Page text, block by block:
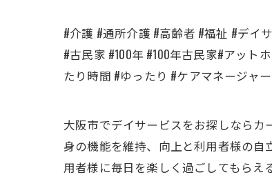
#介護 #通所介護 #高齢者 #福祉 #デイ
#古民家 #100年 #100年古民家#アット
たり時間 #ゆったり #ケアマネージャー
大阪市でデイサービスをお探しなら
身の機能を維持、向上と利用者様の
用者様に毎日を楽しく過ごしてもら